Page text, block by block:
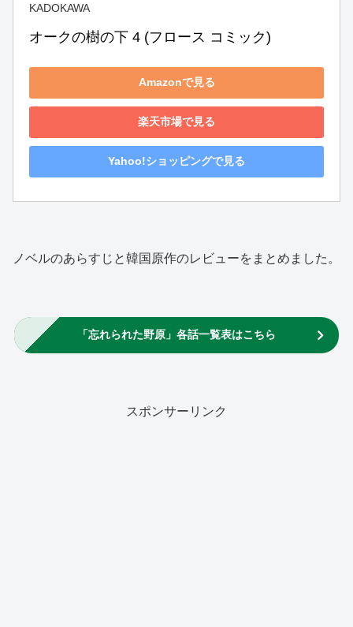
KADOKAWA
オークの樹の下 4 (フロース コミック)
Amazonで見る
楽天市場で見る
Yahoo!ショッピングで見る
ノベルのあらすじと韓国原作のレビューをまとめました。
「忘れられた野原」各話一覧表はこちら
スポンサーリンク